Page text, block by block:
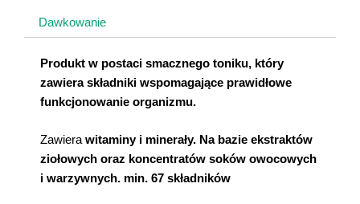
Dawkowanie
Produkt w postaci smacznego toniku, który
zawiera składniki wspomagające prawidłowe
funkcjonowanie organizmu.
Zawierawitaminy i minerały. Na bazie ekstraktów
ziołowych oraz koncentratów soków owocowych
i warzywnych. min. 67 składników